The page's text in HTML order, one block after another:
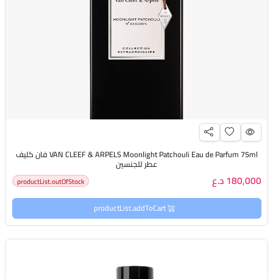
VAN CLEEF & ARPELS Moonlight Patchouli Eau de Parfum 75ml فان كليف
عطر للجنسين
180,000 د.ع productList.outOfStock
productList.addToCart